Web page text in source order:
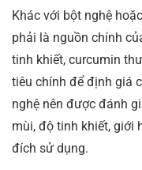
Khác với bột nghệ
phải là nguồn chính
tinh khiết, curcumin
tiêu chính để định giá
nghệ nên được đánh
mùi, độ tinh khiết, giới
đích sử dụng.